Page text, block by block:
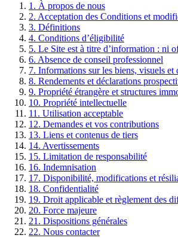
1. À propos de nous
2. Acceptation des Conditions et
3. Définitions
4. Conditions d’éligibilité
5. Le Site est à titre d’information : ni
6. Absence de conseil professionnel
7. Informations sur les biens, visuels et
8. Rendements et déclarations
9. Propriété étrangère et structures
10. Propriété intellectuelle
11. Utilisation acceptable
12. Demandes et vos contributions
13. Liens et contenus de tiers
14. Avertissements
15. Limitation de responsabilité
16. Indemnisation
17. Disponibilité, modifications et
18. Confidentialité
19. Droit applicable et règlement des
20. Force majeure
21. Dispositions générales
22. Nous contacter